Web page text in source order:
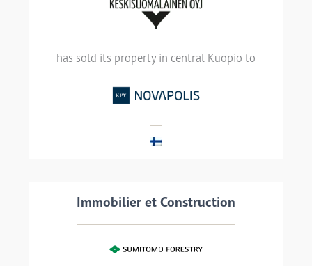
has sold its property in central Kuopio to
Finnish media group Keskisuomalainen Oyj
has sold its property in central Kuopio to
KPY Novapolis, providing adaptable office
premises, and a wide range of business
LIRE LA SUITE
Immobilier et Construction
Transaction details